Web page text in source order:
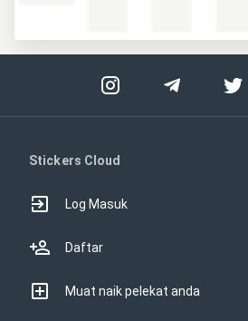
Stickers Cloud
Log Masuk
Daftar
Muat naik pelekat anda